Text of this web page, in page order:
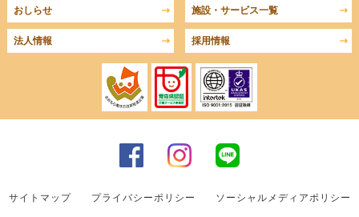
施設・サービス一覧
おしらせ
法人情報 採用情報
サイトマップ プライバシーポリシー ソーシャルメディアポリシー